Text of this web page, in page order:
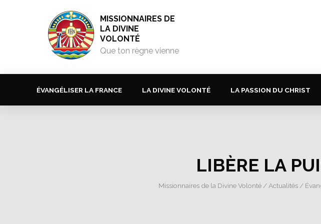
MISSIONNAIRES DE
LA DIVINE
VOLONTÉ
Que ton règne vienne
ÉVANGÉLISER LA FRANCE LA DIVINE VOLONTÉ LA PASSION DU CHRIST
LIBÈRE LA
Missionnaires de la Divine Volonté/ Actualités/